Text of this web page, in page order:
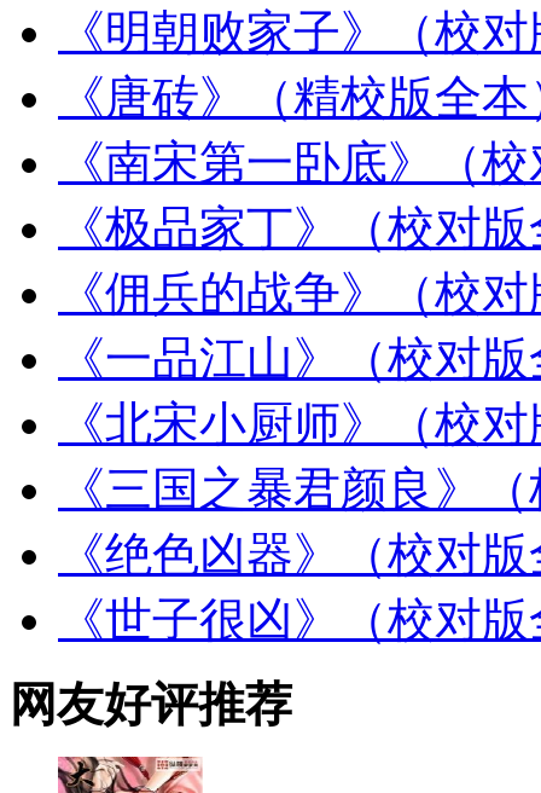
《明朝败家子》（校
《唐砖》（精校版全
《南宋第一卧底》（
《极品家丁》（校对
《佣兵的战争》（校
《一品江山》（校对
《北宋小厨师》（校
《三国之暴君颜良》
《绝色凶器》（校对
《世子很凶》（校对
网友好评推荐